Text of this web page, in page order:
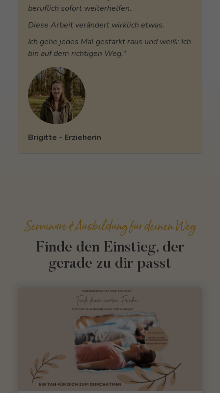
beruflich sofort weiterhelfen.
Diese Arbeit verändert wirklich etwas.
Ich gehe jedes Mal gestärkt raus und weiß: Ich
bin auf dem richtigen Weg.“
Brigitte - Erzieherin
Seminare & Ausbildung für deinen Weg
Finde den Einstieg, der
gerade zu dir passt